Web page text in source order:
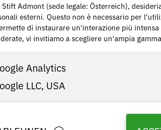
Stift Admont (sede legale: Österreich),
esterni. Questo non è necessario per
di instaurare un'interazione più intensa
vi invitiamo a scegliere un'ampia
Analytics
LLC, USA